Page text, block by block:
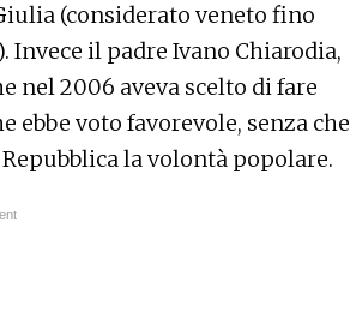
(considerato veneto fino
il padre Ivano Chiarodia,
nel 2006 aveva scelto di fare
voto favorevole, senza che
la volontà popolare.